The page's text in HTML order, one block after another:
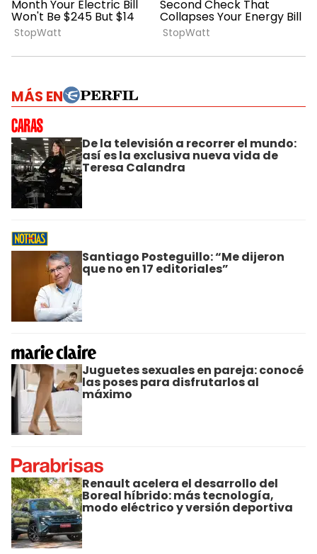
MÁS EN
De la televisión a recorrer el mundo:
así es la exclusiva nueva vida de
Teresa Calandra
Santiago Posteguillo: “Me dijeron
que no en 17 editoriales”
Juguetes sexuales en pareja: conocé
las poses para disfrutarlos al
máximo
Renault acelera el desarrollo del
Boreal híbrido: más tecnología,
modo eléctrico y versión deportiva